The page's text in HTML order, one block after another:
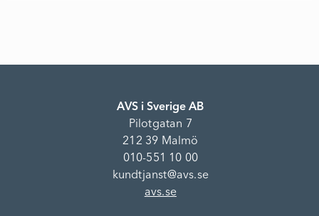
AVS i Sverige AB
Pilotgatan 7
212 39 Malmö
010-551 10 00
kundtjanst@avs.se
avs.se